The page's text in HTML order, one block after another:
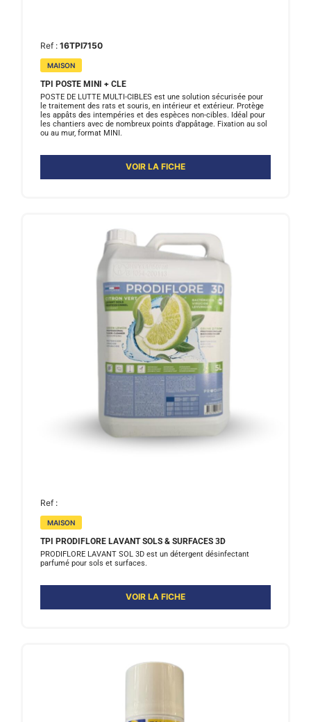
Ref : 16TPI7150
MAISON
TPI POSTE MINI + CLE
POSTE DE LUTTE MULTI-CIBLES est une solution sécurisée pour
le traitement des rats et souris, en intérieur et extérieur. Protège
les appâts des intempéries et des espèces non-cibles. Idéal pour
les chantiers avec de nombreux points d’appâtage. Fixation au sol
ou au mur, format MINI.
VOIR LA FICHE
Ref :
MAISON
TPI PRODIFLORE LAVANT SOLS & SURFACES 3D
PRODIFLORE LAVANT SOL 3D est un détergent désinfectant
parfumé pour sols et surfaces.
VOIR LA FICHE